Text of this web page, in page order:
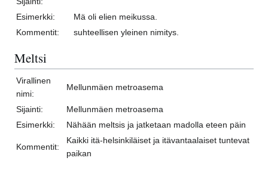
Esimerkki:
Mä oli elien meikussa.
Kommentit:
suhteellisen yleinen nimitys.
Meltsi
Virallinen
nimi:
Mellunmäen metroasema
Sijainti:
Mellunmäen metroasema
Esimerkki:
Nähään meltsis ja jatketaan madolla eteen päin
Kommentit:
Kaikki itä-helsinkiläiset ja itävantaalaiset tuntevat
paikan